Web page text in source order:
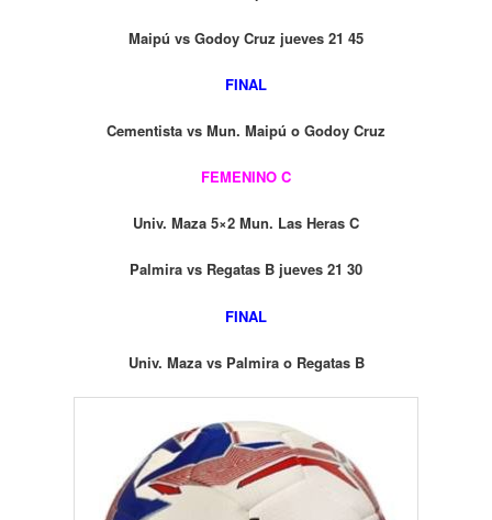
Maipú vs Godoy Cruz jueves 21 45
FINAL
Cementista vs Mun. Maipú o Godoy Cruz
FEMENINO C
Univ. Maza 5×2 Mun. Las Heras C
Palmira vs Regatas B jueves 21 30
FINAL
Univ. Maza vs Palmira o Regatas B